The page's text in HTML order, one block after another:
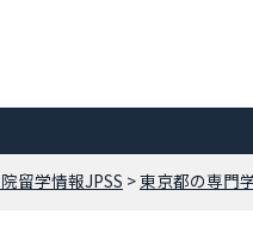
留学情報JPSS >東京都の専門